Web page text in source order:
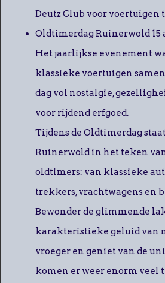
Deutz Club voor voertuigen
Oldtimerdag Ruinerwold 15
Het jaarlijkse evenement
klassieke voertuigen
dag vol nostalgie,
voor rijdend erfgoed.
Tijdens de Oldtimerdag
Ruinerwold in het teken
oldtimers: van klassieke
trekkers, vrachtwagens en
Bewonder de glimmende
karakteristieke geluid van
vroeger en geniet van de
komen er weer enorm veel